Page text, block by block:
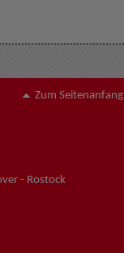
Zum Seitenanfang
- Rostock